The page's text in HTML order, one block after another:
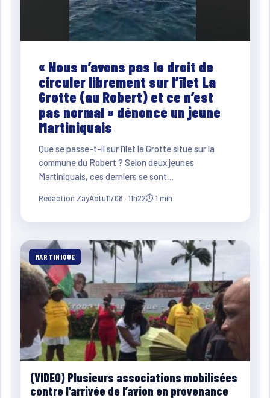
« Nous n’avons pas le droit de
circuler librement sur l’îlet La
Grotte (au Robert) et ce n’est
pas normal » dénonce un jeune
Martiniquais
Que se passe-t-il sur l’îlet la Grotte situé sur la
commune du Robert ? Selon deux jeunes
Martiniquais, ces derniers se sont…
Rédaction ZayActu11/08 · 11h22⏱ 1 min
MARTINIQUE
(VIDEO) Plusieurs associations mobilisées
contre l’arrivée de l’avion en provenance